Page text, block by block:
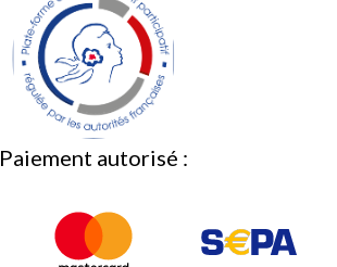
Paiement autorisé :